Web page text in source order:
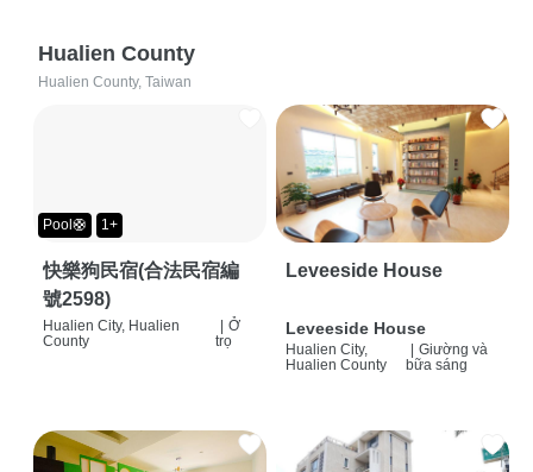
Hualien County
Hualien County, Taiwan
Pool🛟 1+
快樂狗民宿(合法民宿編
號2598)
Hualien City, Hualien
County
Ở
trọ
Leveeside House
Leveeside House
Hualien City,
Hualien County
Giường và
bữa sáng